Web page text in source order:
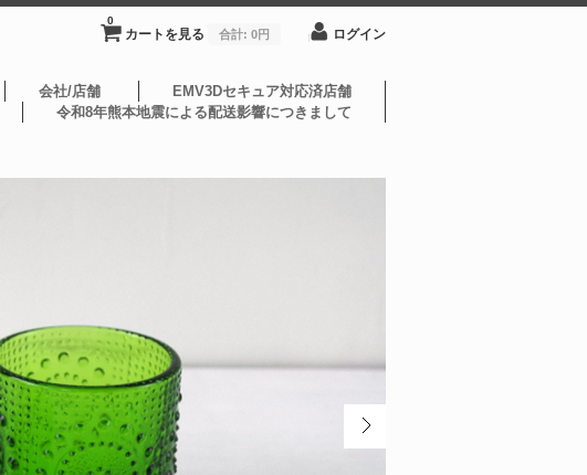
カートを見る
0
合計: 0円 ログイン
会社/店舗
EMV3Dセキュア対応済店舗
令和8年熊本地震による配送影響につきまして